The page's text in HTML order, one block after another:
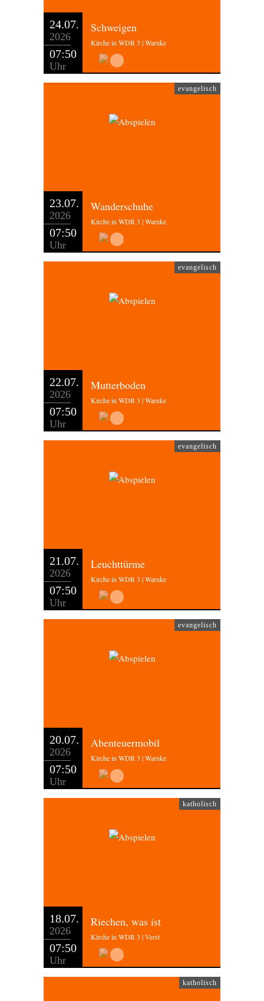
24.07.
2026
07:50
Uhr
Schweigen
Kirche in WDR 3 | Warnke
evangelisch
23.07.
2026
07:50
Uhr
Wanderschuhe
Kirche in WDR 3 | Warnke
evangelisch
22.07.
2026
07:50
Uhr
Mutterboden
Kirche in WDR 3 | Warnke
evangelisch
21.07.
2026
07:50
Uhr
Leuchttürme
Kirche in WDR 3 | Warnke
evangelisch
20.07.
2026
07:50
Uhr
Abenteuermobil
Kirche in WDR 3 | Warnke
katholisch
18.07.
2026
07:50
Uhr
Riechen, was ist
Kirche in WDR 3 | Verst
katholisch